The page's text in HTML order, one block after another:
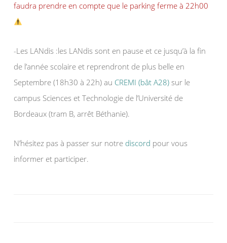
faudra prendre en compte que le parking ferme à 22h00
-Les LANdis :les LANdis sont en pause et ce jusqu’à la fin
de l’année scolaire et reprendront de plus belle en
Septembre (18h30 à 22h) au CREMI (bât A28) sur le
campus Sciences et Technologie de l’Université de
Bordeaux (tram B, arrêt Béthanie).
N’hésitez pas à passer sur notre discord pour vous
informer et participer.